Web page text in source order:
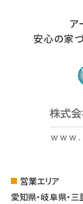
ア
安心の家
営業エリア
愛知県・岐阜県・